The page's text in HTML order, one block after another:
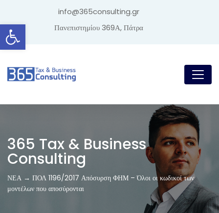
Ανοίξτε τη γραμμή εργαλείων
info@365consulting.gr
Πανεπιστημίου 369Α, Πάτρα
365 Tax & Business
Consulting
ΝΕΑ → ΠΟΛ 1196/2017 Απόσυρση ΦΗΜ – Όλοι οι κωδικοί των
μοντέλων που αποσύρονται